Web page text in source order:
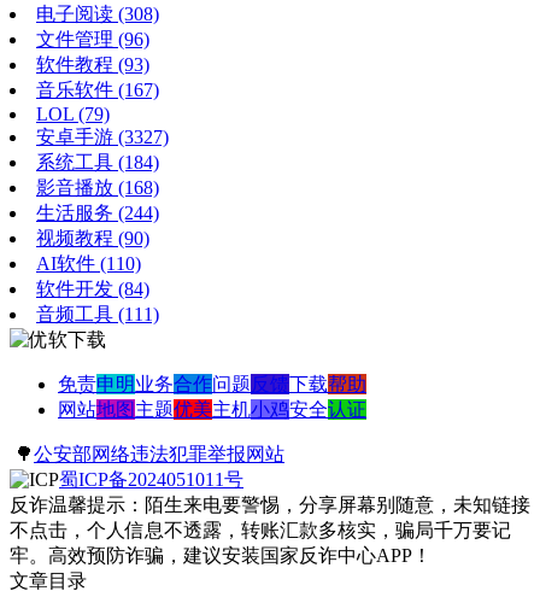
电子阅读 (308)
文件管理 (96)
软件教程 (93)
音乐软件 (167)
LOL (79)
安卓手游 (3327)
系统工具 (184)
影音播放 (168)
生活服务 (244)
视频教程 (90)
AI软件 (110)
软件开发 (84)
音频工具 (111)
免责申明业务合作问题反馈下载帮助
网站地图 主题优美主机小鸡安全认证
🌳公安部网络违法犯罪举报网站
蜀ICP备2024051011号
反诈温馨提示：陌生来电要警惕，分享屏幕别随意，未知链接
不点击，个人信息不透露，转账汇款多核实，骗局千万要记
牢。高效预防诈骗，建议安装国家反诈中心APP！
文章目录